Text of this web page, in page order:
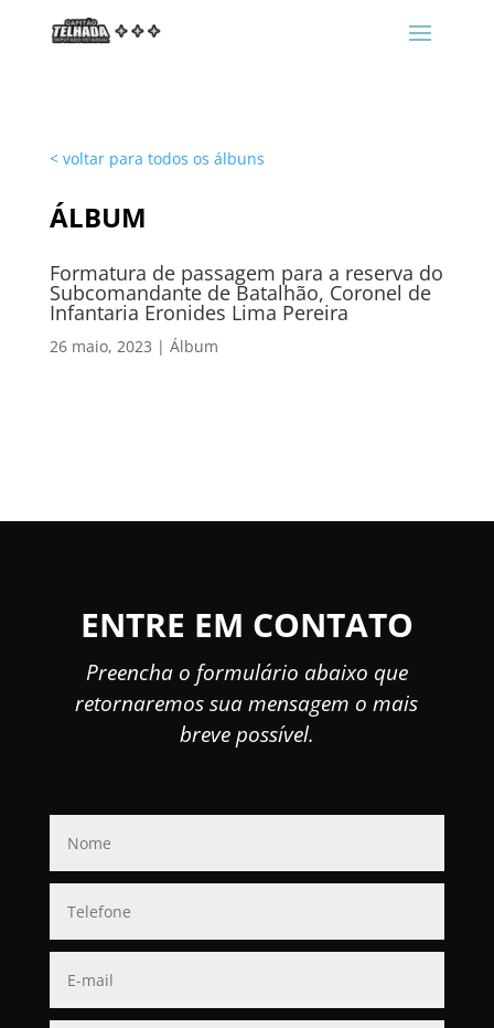
< voltar para todos os álbuns
ÁLBUM
Formatura de passagem para a reserva do
Subcomandante de Batalhão, Coronel de
Infantaria Eronides Lima Pereira
26 maio, 2023 | Álbum
ENTRE EM CONTATO
Preencha o formulário abaixo que
retornaremos sua mensagem o mais
breve possível.